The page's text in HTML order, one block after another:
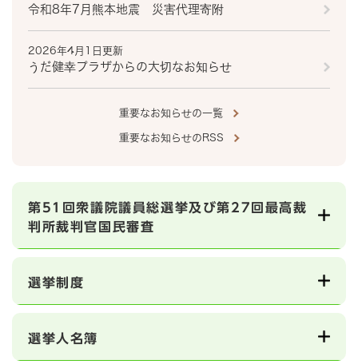
令和8年7月熊本地震 災害代理寄附
2026年4月1日更新
うだ健幸プラザからの大切なお知らせ
重要なお知らせの一覧
重要なお知らせのRSS
第51回衆議院議員総選挙及び第27回最高裁
判所裁判官国民審査
選挙制度
選挙人名簿